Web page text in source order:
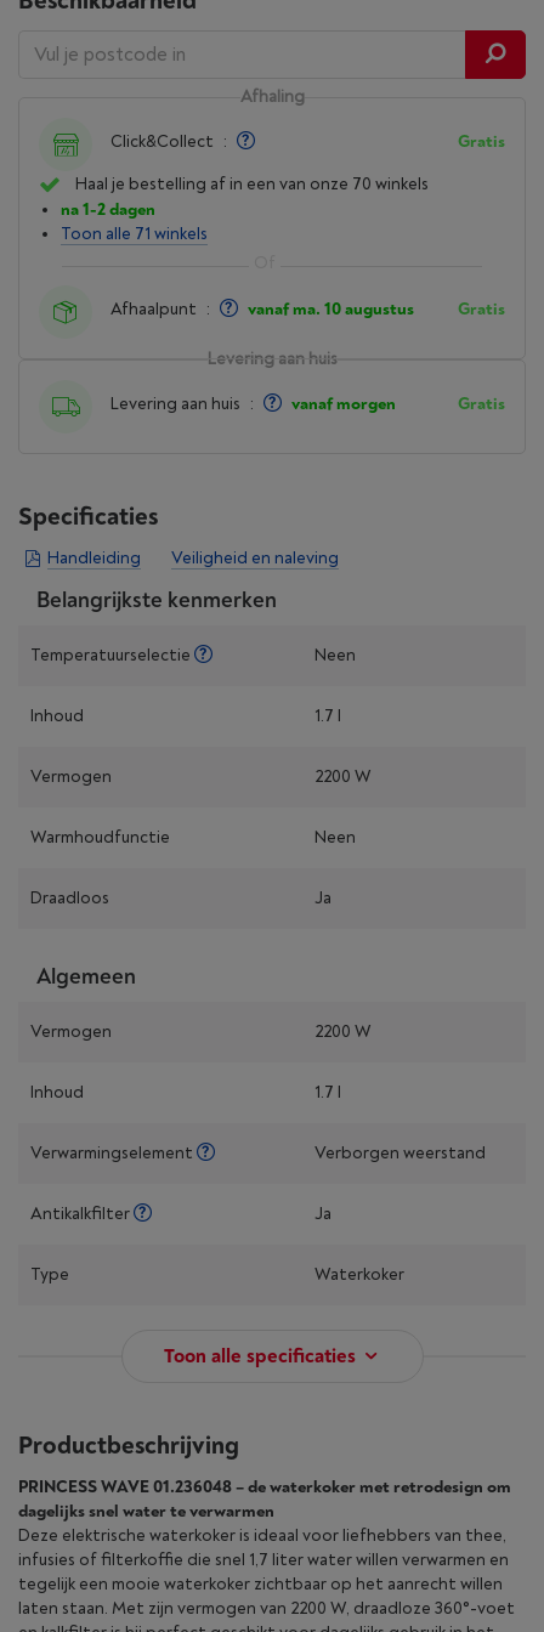
Levering aan huis
Levering aan huis : vanaf morgen Gratis
Afhaling
Click&Collect : Gratis
Haal je bestelling af in een van onze 70 winkels
na 1-2 dagen
Toon alle 71 winkels
Afhaalpunt : vanaf ma. 10 augustus Gratis
Specificaties
Handleiding Veiligheid en naleving
Belangrijkste kenmerken
Temperatuurselectie Neen
Inhoud 1.7 l
Vermogen 2200 W
Warmhoudfunctie Neen
Draadloos Ja
Algemeen
Vermogen 2200 W
Inhoud 1.7 l
Verwarmingselement Verborgen weerstand
Antikalkfilter Ja
Type Waterkoker
Toon alle specificaties
Productbeschrijving
PRINCESS WAVE 01.236048 – de waterkoker met retrodesign om
dagelijks snel water te verwarmen
Deze elektrische waterkoker is ideaal voor liefhebbers van thee,
infusies of filterkoffie die snel 1,7 liter water willen verwarmen en
tegelijk een mooie waterkoker zichtbaar op het aanrecht willen
laten staan. Met zijn vermogen van 2200 W, draadloze 360°-voet